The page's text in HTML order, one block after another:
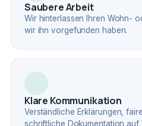
Saubere Arbeit
Wir hinterlassen Ihren Wohn-
wir ihn vorgefunden haben.
Klare Kommunikation
Verständliche Erklärungen,
schriftliche Dokumentation auf